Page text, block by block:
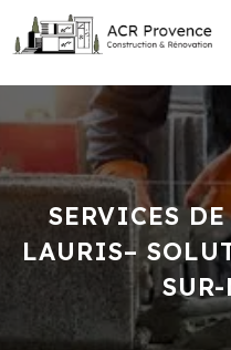
SERVICES
LAURIS–
SUR-